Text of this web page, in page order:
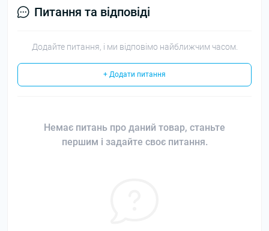
Питання та відповіді
Додайте питання, і ми відповімо найближчим часом.
+ Додати питання
Немає питань про даний товар, станьте
першим і задайте своє питання.